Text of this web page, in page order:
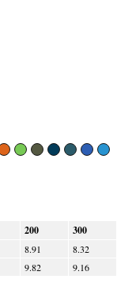
200 300
8.91
8.32
9.82 9.16